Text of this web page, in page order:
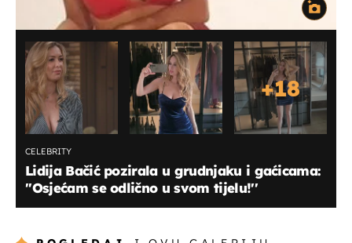
+18
CELEBRITY
Lidija Bačić pozirala u grudnjaku i gaćicama:
''Osjećam se odlično u svom tijelu!''